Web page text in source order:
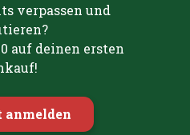
verpassen und
auf deinen ersten
anmelden